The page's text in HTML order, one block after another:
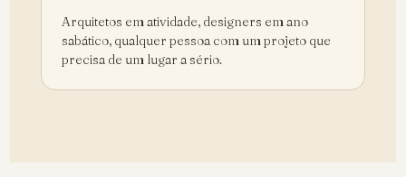
Arquitetos em atividade, designers em ano
sabático, qualquer pessoa com um projeto que
precisa de um lugar a sério.